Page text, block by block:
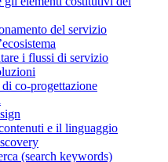
del servizio
i flussi di servizio
co-progettazione
e il linguaggio
(search keywords)